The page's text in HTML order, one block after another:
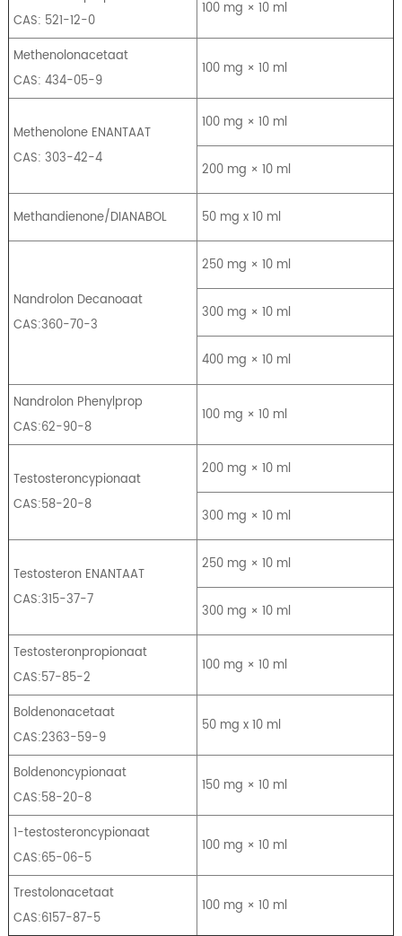
CAS: 521-12-0
100 mg × 10 ml
Methenolonacetaat
CAS: 434-05-9
100 mg × 10 ml
Methenolone ENANTAAT
CAS: 303-42-4
100 mg × 10 ml
200 mg × 10 ml
Methandienone/DIANABOL 50 mg x 10 ml
Nandrolon Decanoaat
CAS:360-70-3
250 mg × 10 ml
300 mg × 10 ml
400 mg × 10 ml
Nandrolon Phenylprop
CAS:62-90-8
100 mg × 10 ml
Testosteroncypionaat
CAS:58-20-8
200 mg × 10 ml
300 mg × 10 ml
Testosteron ENANTAAT
CAS:315-37-7
250 mg × 10 ml
300 mg × 10 ml
Testosteronpropionaat
CAS:57-85-2
100 mg × 10 ml
Boldenonacetaat
CAS:2363-59-9
50 mg x 10 ml
Boldenoncypionaat
CAS:58-20-8
150 mg × 10 ml
1-testosteroncypionaat
CAS:65-06-5
100 mg × 10 ml
Trestolonacetaat
CAS:6157-87-5
100 mg × 10 ml